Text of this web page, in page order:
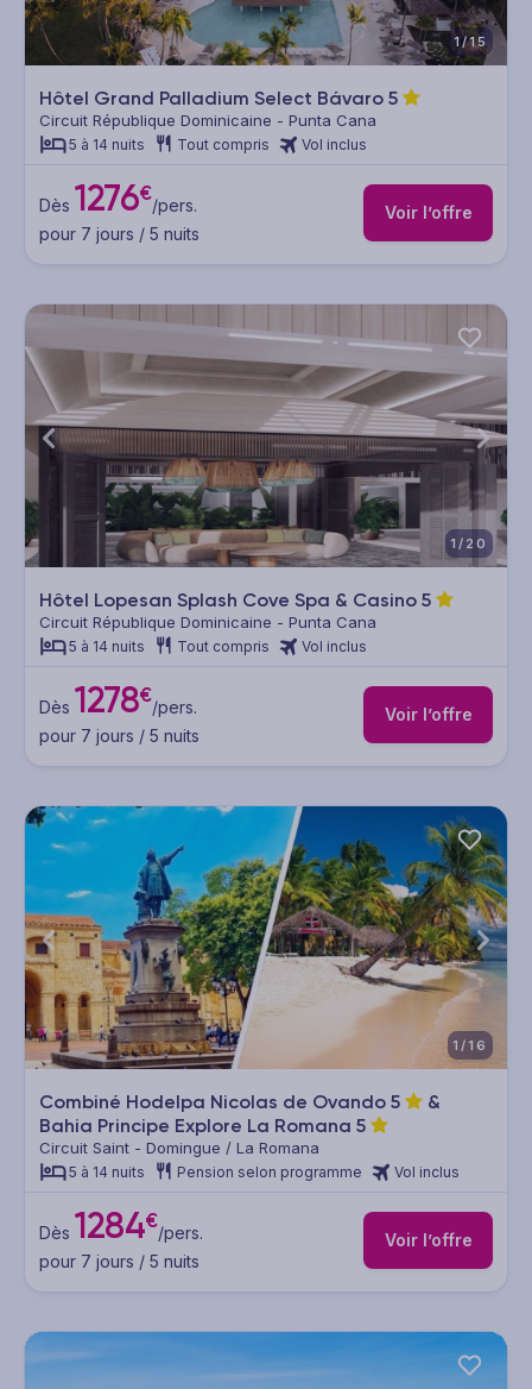
1/15
Hôtel Grand Palladium Select Bávaro 5
Circuit République Dominicaine - Punta Cana
5 à 14 nuits Tout compris Vol inclus
Dès 1276€/pers.
pour 7 jours / 5 nuits
Voir l’offre
1/20
Hôtel Lopesan Splash Cove Spa & Casino 5
Circuit République Dominicaine - Punta Cana
5 à 14 nuits Tout compris Vol inclus
Dès 1278€/pers.
pour 7 jours / 5 nuits
Voir l’offre
1/16
Combiné Hodelpa Nicolas de Ovando 5
&
Bahia Principe Explore La Romana 5
Circuit Saint - Domingue / La Romana
5 à 14 nuits Pension selon programme Vol inclus
Dès 1284€/pers.
pour 7 jours / 5 nuits
Voir l’offre